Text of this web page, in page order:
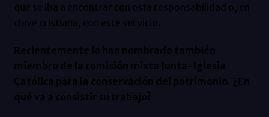
que se iba a encontrar con esta responsabilidad o, en
clave cristiana, con este servicio.
Recientemente lo han nombrado también
miembro de la comisión mixta Junta-Iglesia
Católica para la conservación del patrimonio. ¿En
qué va a consistir su trabajo?